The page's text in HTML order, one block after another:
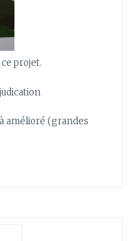
projet.
amélioré (grandes